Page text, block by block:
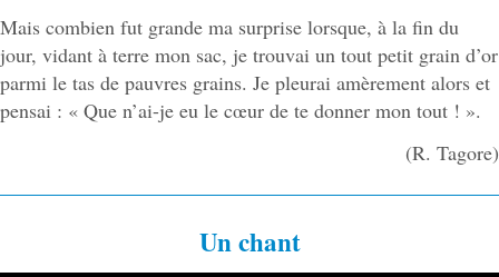
Mais combien fut grande ma surprise lorsque, à la fin du
jour, vidant à terre mon sac, je trouvai un tout petit grain d’or
parmi le tas de pauvres grains. Je pleurai amèrement alors et
pensai : « Que n’ai-je eu le cœur de te donner mon tout ! ».
(R. Tagore)
Un chant